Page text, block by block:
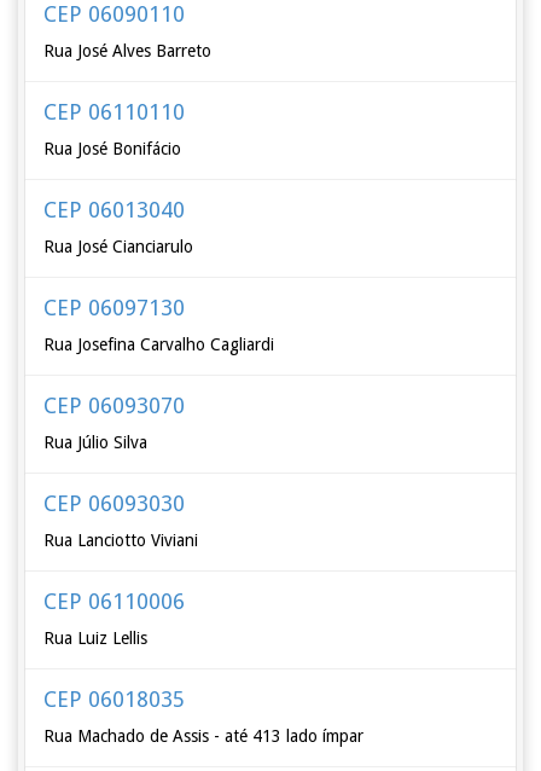
CEP 06090110
Rua José Alves Barreto
CEP 06110110
Rua José Bonifácio
CEP 06013040
Rua José Cianciarulo
CEP 06097130
Rua Josefina Carvalho Cagliardi
CEP 06093070
Rua Júlio Silva
CEP 06093030
Rua Lanciotto Viviani
CEP 06110006
Rua Luiz Lellis
CEP 06018035
Rua Machado de Assis - até 413 lado ímpar